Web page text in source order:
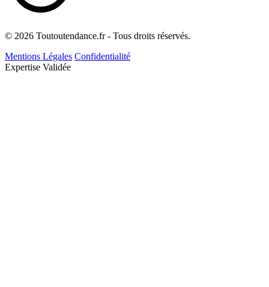
© 2026 Toutoutendance.fr - Tous droits réservés.
Mentions Légales Confidentialité
Expertise Validée